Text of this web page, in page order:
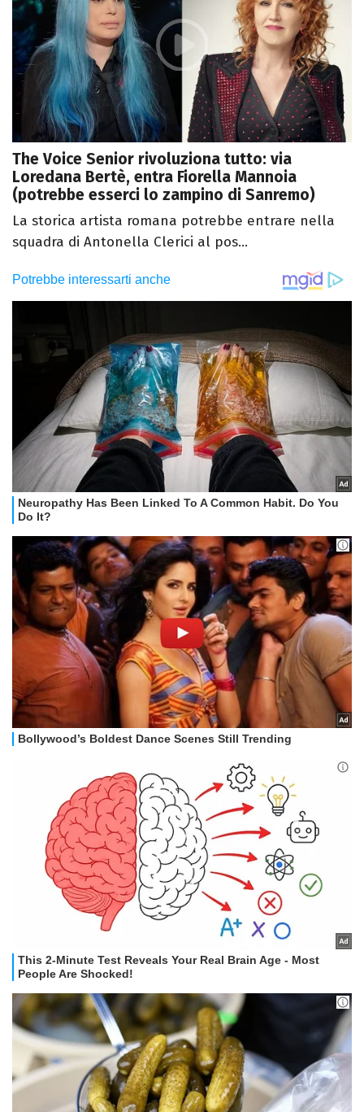
The Voice Senior rivoluziona tutto: via
Loredana Bertè, entra Fiorella Mannoia
(potrebbe esserci lo zampino di Sanremo)
La storica artista romana potrebbe entrare nella
squadra di Antonella Clerici al pos...